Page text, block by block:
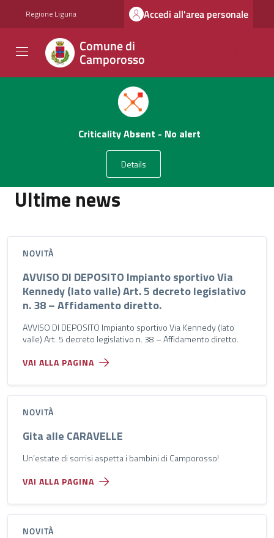
Regione Liguria Accedi all'area personale
Comune di
Camporosso
Comune di Camporosso
Contenuti in evidenza
Novità in evidenza
Ultime news
NOVITÀ
AVVISO DI DEPOSITO Impianto sportivo Via
Kennedy (lato valle) Art. 5 decreto legislativo
n. 38 – Affidamento diretto.
AVVISO DI DEPOSITO Impianto sportivo Via Kennedy (lato
valle) Art. 5 decreto legislativo n. 38 – Affidamento diretto.
VAI ALLA PAGINA
NOVITÀ
Gita alle CARAVELLE
Un’estate di sorrisi aspetta i bambini di Camporosso!
VAI ALLA PAGINA
NOVITÀ